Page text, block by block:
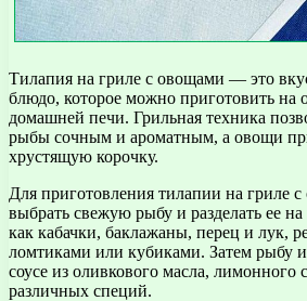
Тилапия на гриле с овощами — это
блюдо, которое можно приготовить на
домашней печи. Грильная техника
рыбы сочным и ароматным, а овощи
хрустящую корочку.
Для приготовления тилапии на гриле
выбрать свежую рыбу и разделать ее
как кабачки, баклажаны, перец и лук,
ломтиками или кубиками. Затем рыбу
соусе из оливкового масла, лимонного
различных специй.